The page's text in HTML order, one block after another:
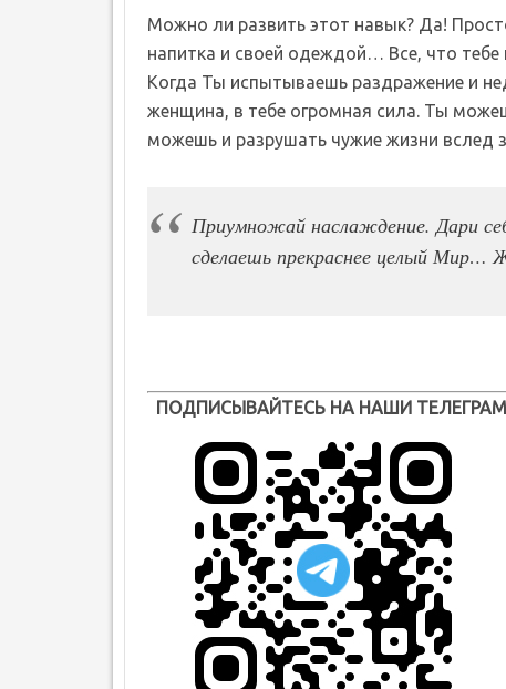
Можно ли развить этот навык? Да!
напитка и своей одеждой… Все, что
Когда Ты испытываешь раздражение и
женщина, в тебе огромная сила. Ты
можешь и разрушать чужие жизни вслед
Приумножай наслаждение. Дари
сделаешь прекраснее целый Мир…
ПОДПИСЫВАЙТЕСЬ НА НАШИ